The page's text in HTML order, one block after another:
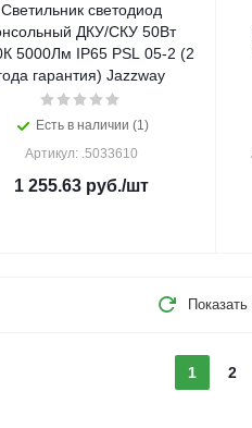
Светильник светодиод
ДКУ/СКУ 50Вт
5000Лм IP65 PSL 05-2 (2
гарантия) Jazzway
Есть в наличии (1)
Артикул: .5033610
1 255.63руб./шт
1 2